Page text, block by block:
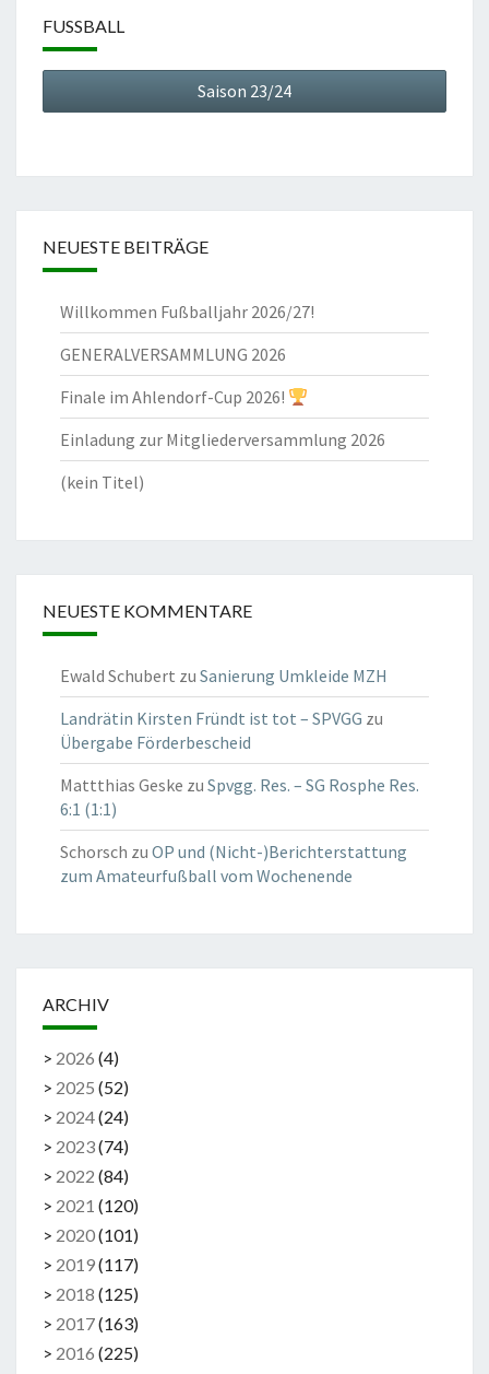
FUSSBALL
Saison 23/24
NEUESTE BEITRÄGE
Willkommen Fußballjahr 2026/27!
GENERALVERSAMMLUNG 2026
Finale im Ahlendorf-Cup 2026!
Einladung zur Mitgliederversammlung 2026
(kein Titel)
NEUESTE KOMMENTARE
Ewald Schubert zu Sanierung Umkleide MZH
Landrätin Kirsten Fründt ist tot – SPVGG zu
Übergabe Förderbescheid
Mattthias Geske zu Spvgg. Res. – SG Rosphe Res.
6:1 (1:1)
Schorsch zu OP und (Nicht-)Berichterstattung
zum Amateurfußball vom Wochenende
ARCHIV
> 2026 (4)
> 2025 (52)
> 2024(24)
> 2023(74)
> 2022 (84)
> 2021 (120)
> 2020(101)
> 2019(117)
> 2018 (125)
> 2017(163)
> 2016 (225)